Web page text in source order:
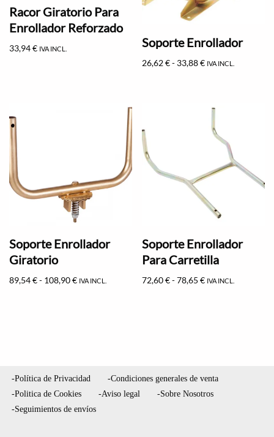
Racor Giratorio Para
Enrollador Reforzado
33,94€ IVA INCL. Soporte Enrollador
26,62€- 33,88€ IVA INCL.
Soporte Enrollador
Giratorio
89,54€- 108,90€ IVA INCL.
Soporte Enrollador
Para Carretilla
72,60€-78,65€ IVA INCL.
-Política de Privacidad
-Condiciones generales de venta
-Politica de Cookies
-Aviso legal
-Sobre Nosotros
-Seguimientos de envíos